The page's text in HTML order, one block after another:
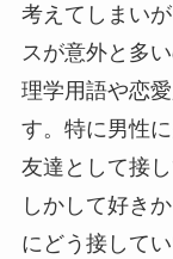
考えてしまい
スが意外と多
理学用語や恋
す。特に男性
友達として接
しかして好き
にどう接して